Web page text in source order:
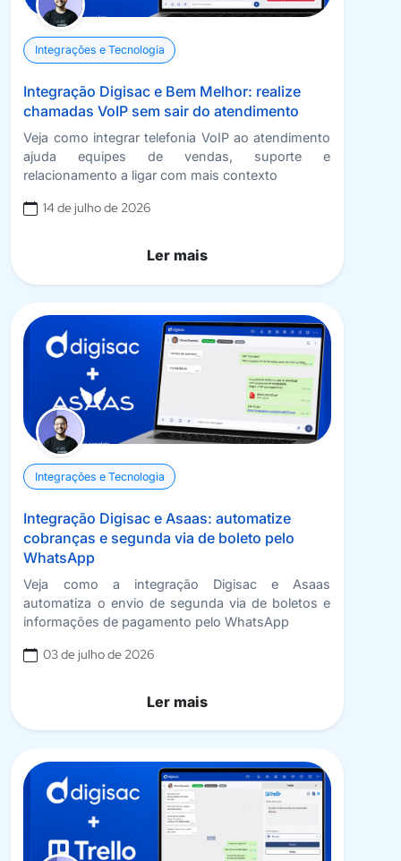
Integrações e Tecnologia
Integração Digisac e Bem Melhor: realize
chamadas VoIP sem sair do atendimento
Veja como integrar telefonia VoIP ao atendimento
ajuda equipes de vendas, suporte e
relacionamento a ligar com mais contexto
14 de julho de 2026
Ler mais
Integrações e Tecnologia
Integração Digisac e Asaas: automatize
cobranças e segunda via de boleto pelo
WhatsApp
Veja como a integração Digisac e Asaas
automatiza o envio de segunda via de boletos e
informações de pagamento pelo WhatsApp
03 de julho de 2026
Ler mais